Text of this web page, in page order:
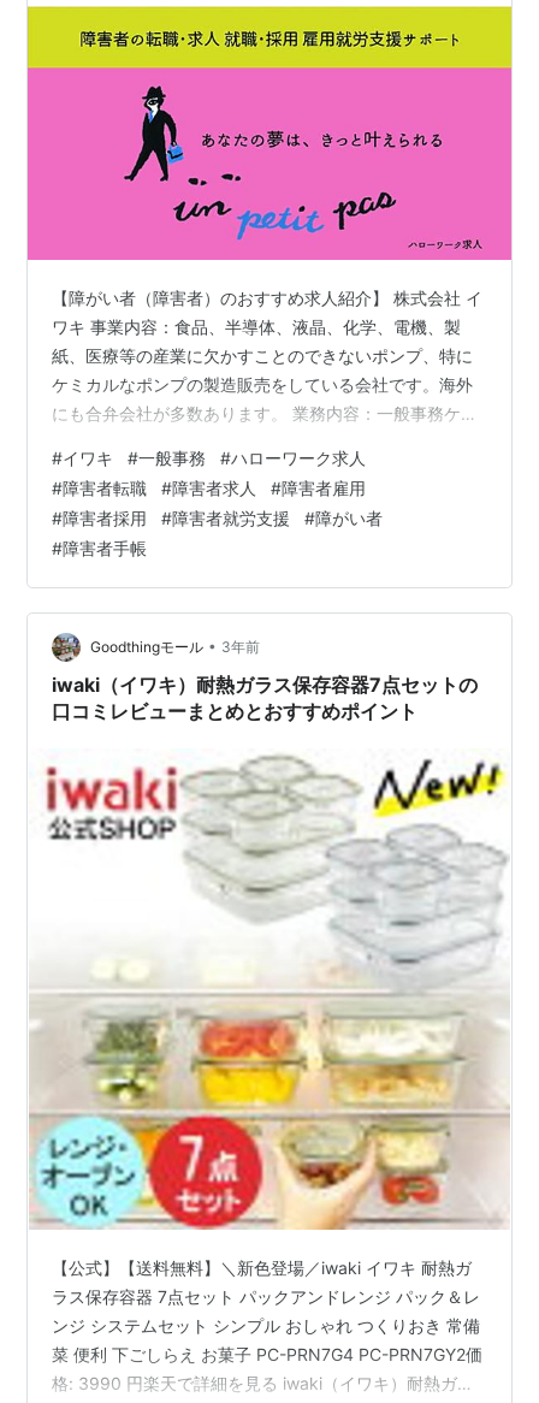
【障がい者（障害者）のおすすめ求人紹介】 株式会社 イ
ワキ 事業内容：食品、半導体、液晶、化学、電機、製
紙、医療等の産業に欠かすことのできないポンプ、特に
ケミカルなポンプの製造販売をしている会社です。海外
にも合弁会社が多数あります。 業務内容：一般事務ケミ
一般事務、定型的な業務及び補助、文書の英文化、ホー
ムページのメンテナンスやWebデザインなど一人一人の
特性や個性に合わせた業務や作業をお任せします。 事務
の内容についても個性に合わせて総務事務、人事事務、
経理事務、営業事務、企画系事務、ウェブ系事務、デザ
イン系事務などの中から適性を鑑みてお任…
#イワキ #一般事務 #ハローワーク求人
#障害者転職 #障害者求人 #障害者雇用
#障害者採用 #障害者就労支援 #障がい者
#障害者手帳
Goodthingモール • 3年前
iwaki（イワキ）耐熱ガラス保存容器7点セットの
口コミレビューまとめとおすすめポイント
【公式】【送料無料】＼新色登場／iwaki イワキ 耐熱ガ
ラス保存容器 7点セット パックアンドレンジ パック＆レ
ンジ システムセット シンプル おしゃれ つくりおき 常備
菜 便利 下ごしらえ お菓子 PC-PRN7G4 PC-PRN7GY2価
格: 3990 円楽天で詳細を見る iwaki（イワキ）耐熱ガラ